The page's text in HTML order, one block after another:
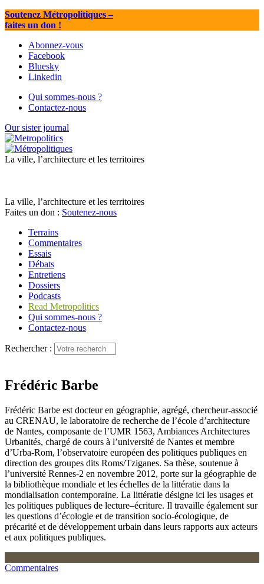
Soutenez Métropolitiques–
faites un don !
Abonnez-vous
Facebook
Bluesky
Linkedin
Qui sommes-nous ?
Contactez-nous
Our sister journal
La ville, l’architecture et les territoires
La ville, l’architecture et les territoires
Faites un don : Soutenez-nous
Terrains
Commentaires
Essais
Débats
Entretiens
Dossiers
Podcasts
Read Metropolitics
Qui sommes-nous ?
Contactez-nous
Rechercher :
Frédéric Barbe
Frédéric Barbe est docteur en géographie, agrégé, chercheur-associé
au CRENAU, le laboratoire de recherche de l’école d’architecture
de Nantes, composante de l’UMR 1563, Ambiances Architectures
Urbanités, chargé de cours à l’université de Nantes et membre
d’Urba‑Rom, l’observatoire européen des politiques publiques en
direction des groupes dits Roms/Tziganes. Sa thèse, soutenue à
l’université Rennes‑2 en novembre 2012, porte sur la géographie de
la bibliothèque mondiale et les échelles de la littératie dans la
mondialisation contemporaine. La littératie désigne ici les usages et
les politiques publiques de lecture–écriture. Il travaille également sur
les questions d’écologie et de transition socio-écologique, de
précarité et de développement urbain dans leurs rapports aux acteurs
et aux politiques publiques.
Commentaires